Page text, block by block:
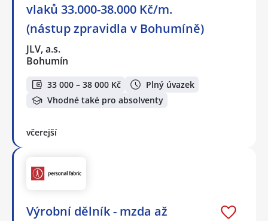
vlaků 33.000-38.000 Kč/m.
(nástup zpravidla v Bohumíně)
JLV, a.s.
Bohumín
33 000 – 38 000 Kč
Plný úvazek
Vhodné také pro absolventy
včerejší
Výrobní dělník - mzda až